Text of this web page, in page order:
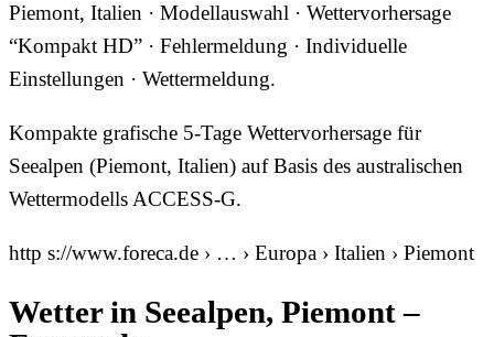
Piemont, Italien · Modellauswahl · Wettervorhersage
“Kompakt HD” · Fehlermeldung · Individuelle
Einstellungen · Wettermeldung.
Kompakte grafische 5-Tage Wettervorhersage für
Seealpen (Piemont, Italien) auf Basis des australischen
Wettermodells ACCESS-G.
http s://www.foreca.de › … › Europa › Italien › Piemont
Wetter in Seealpen, Piemont –